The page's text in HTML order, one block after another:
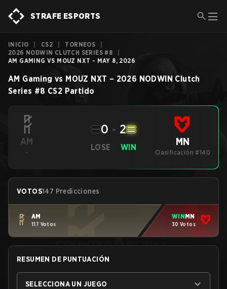
STRAFE ESPORTS
INICIO CS2 TORNEOS
2026 NODWIN CLUTCH SERIES #8
AM GAMING VS MOUZ NXT - MAY 8, 2026
AM Gaming vs MOUZ NXT – 2026 NODWIN Clutch
Series #8 CS2 Partido
AM
-
LOSE
0 - 2
WIN MN
Clasificación #140
VOTOS147 Predicciones
AM
117 Votos
WINMN
30 Votos
RESUMEN DE PUNTUACIÓN
SELECCIONA UN JUEGO